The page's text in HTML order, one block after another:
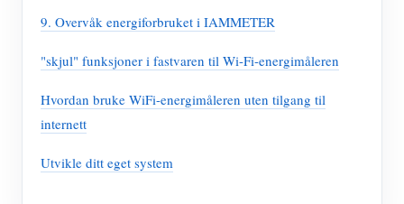
9. Overvåk energiforbruket i IAMMETER
"skjul" funksjoner i fastvaren til Wi-Fi-energimåleren
Hvordan bruke WiFi-energimåleren uten tilgang til
internett
Utvikle ditt eget system